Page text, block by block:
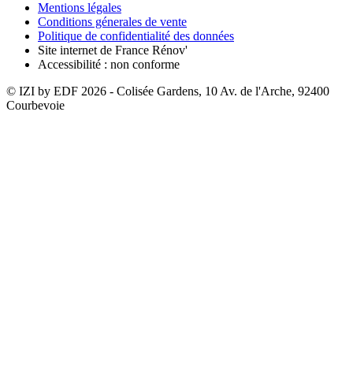
Mentions légales
Conditions génerales de vente
Politique de confidentialité des données
Site internet de France Rénov'
Accessibilité : non conforme
© IZI by EDF 2026 - Colisée Gardens, 10 Av. de l'Arche, 92400
Courbevoie